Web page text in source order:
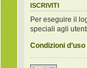
ISCRIVITI
Per eseguire il
speciali agli
Condizioni d’uso